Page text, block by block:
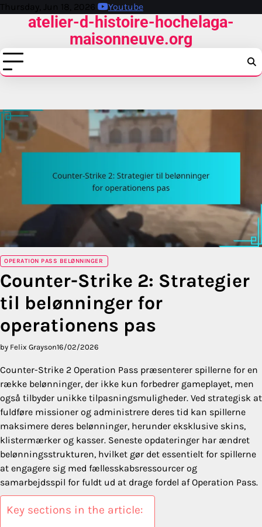
Skip
Thursday, Jun 18, 2026 Youtube
atelier-d-histoire-hochelaga-
maisonneuve.org
OPERATION PASS BELØNNINGER
Counter-Strike 2: Strategier
til belønninger for
operationens pas
by Felix Grayson16/02/2026
Counter-Strike 2 Operation Pass præsenterer spillerne for en
række belønninger, der ikke kun forbedrer gameplayet, men
også tilbyder unikke tilpasningsmuligheder. Ved strategisk at
fuldføre missioner og administrere deres tid kan spillerne
maksimere deres belønninger, herunder eksklusive skins,
klistermærker og kasser. Seneste opdateringer har ændret
belønningsstrukturen, hvilket gør det essentielt for spillerne
at engagere sig med fællesskabsressourcer og
samarbejdsspil for fuldt ud at drage fordel af Operation Pass.
Key sections in the article: